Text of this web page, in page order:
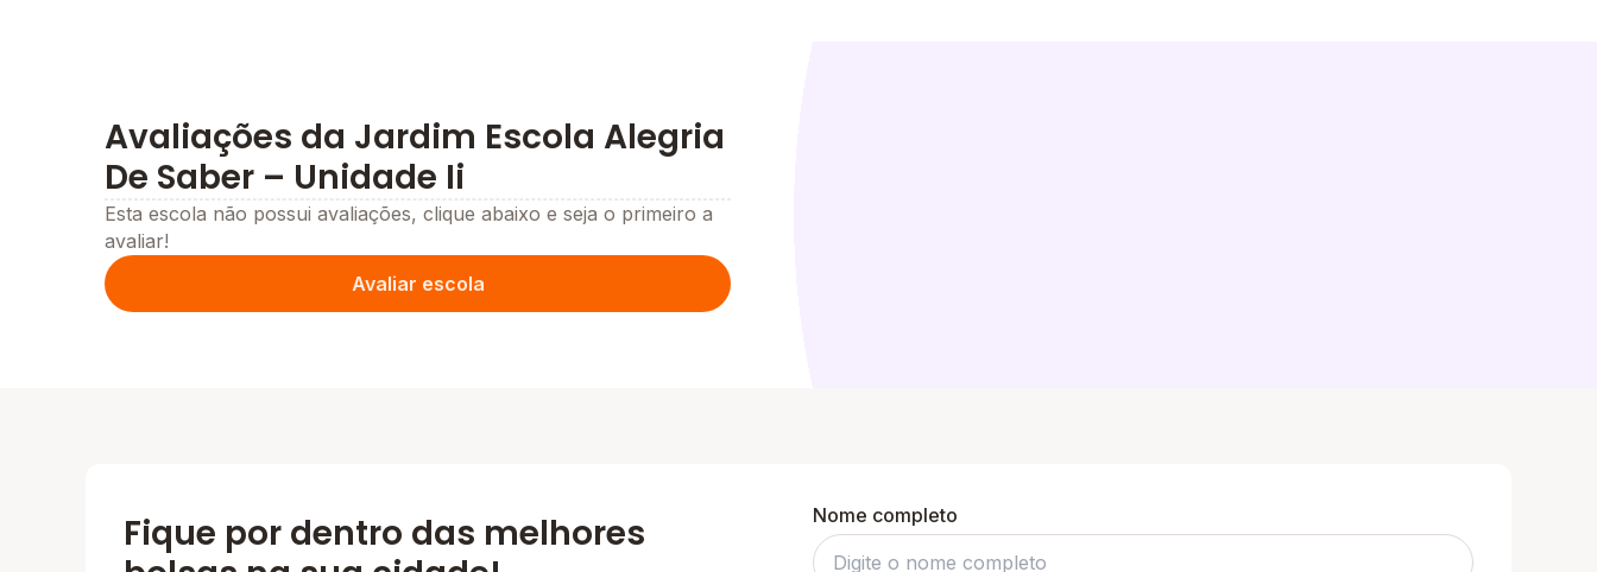
Avaliações da Jardim Escola Alegria
De Saber – Unidade Ii
Esta escola não possui avaliações, clique abaixo e seja o primeiro a
avaliar!
Avaliar escola
Fique por dentro das melhores
Nome completo